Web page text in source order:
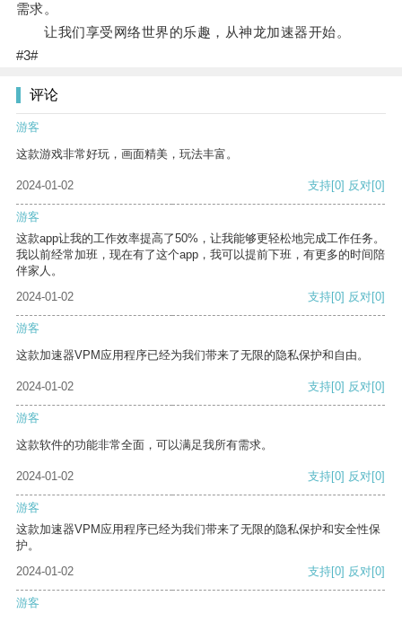
需求。
让我们享受网络世界的乐趣，从神龙加速器开始。
#3#
评论
游客
这款游戏非常好玩，画面精美，玩法丰富。
2024-01-02 支持[0] 反对[0]
游客
这款app让我的工作效率提高了50%，让我能够更轻松地完成工作任务。
我以前经常加班，现在有了这个app，我可以提前下班，有更多的时间陪
伴家人。
2024-01-02
支持[0] 反对[0]
游客
这款加速器VPM应用程序已经为我们带来了无限的隐私保护和自由。
2024-01-02 支持[0] 反对[0]
游客
这款软件的功能非常全面，可以满足我所有需求。
2024-01-02 支持[0] 反对[0]
游客
这款加速器VPM应用程序已经为我们带来了无限的隐私保护和安全性保
护。
2024-01-02
支持[0] 反对[0]
游客